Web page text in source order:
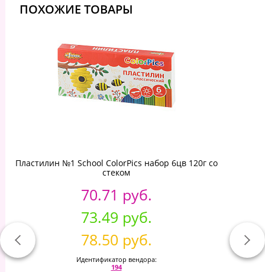
ПОХОЖИЕ ТОВАРЫ
Пластилин №1 School ColorPics набор 6цв 120г со
стеком
70.71 руб.
73.49 руб.
78.50 руб.
Идентификатор вендора:
194